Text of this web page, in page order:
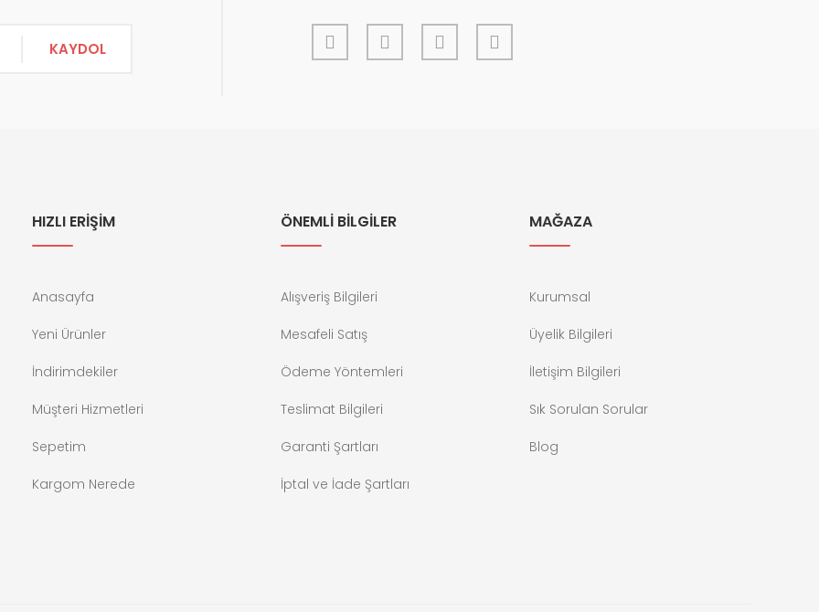
KAYDOL
HIZLI ERİŞİM
Anasayfa
Yeni Ürünler
İndirimdekiler
Müşteri Hizmetleri
Sepetim
Kargom Nerede
ÖNEMLİ BİLGİLER
Alışveriş Bilgileri
Mesafeli Satış
Ödeme Yöntemleri
Teslimat Bilgileri
Garanti Şartları
İptal ve İade Şartları
MAĞAZA
Kurumsal
Üyelik Bilgileri
İletişim Bilgileri
Sık Sorulan Sorular
Blog